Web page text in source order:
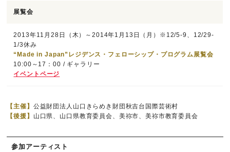
展覧会
2013年11月28日（木）～2014年1月13日（月）※12/5-9、12/29-
1/3休み
“Made in Japan”レジデンス・フェローシップ・プログラム展覧会
10:00～17：00 / ギャラリー
イベントページ
【主催】 公益財団法人山口きらめき財団秋吉台国際芸術村
【後援】 山口県、山口県教育委員会、美祢市、美祢市教育委員会
参加アーティスト